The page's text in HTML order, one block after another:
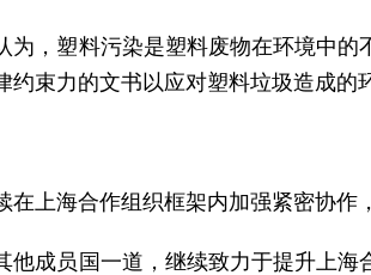
为，塑料污染是塑料废物在环境中
约束力的文书以应对塑料垃圾造成的
在上海合作组织框架内加强紧密协
他成员国一道，继续致力于提升上